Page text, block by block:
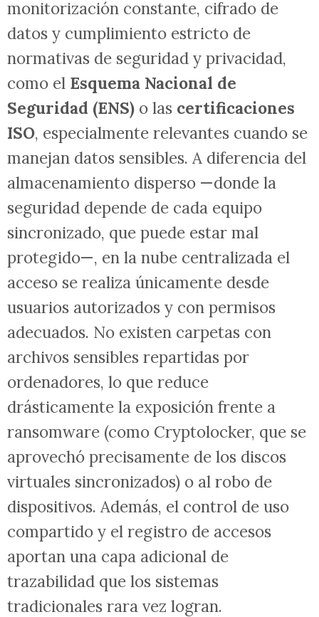
monitorización constante, cifrado de
datos y cumplimiento estricto de
normativas de seguridad y privacidad,
como el Esquema Nacional de
Seguridad (ENS) o las certificaciones
ISO, especialmente relevantes cuando se
manejan datos sensibles. A diferencia del
almacenamiento disperso —donde la
seguridad depende de cada equipo
sincronizado, que puede estar mal
protegido—, en la nube centralizada el
acceso se realiza únicamente desde
usuarios autorizados y con permisos
adecuados. No existen carpetas con
archivos sensibles repartidas por
ordenadores, lo que reduce
drásticamente la exposición frente a
ransomware (como Cryptolocker, que se
aprovechó precisamente de los discos
virtuales sincronizados) o al robo de
dispositivos. Además, el control de uso
compartido y el registro de accesos
aportan una capa adicional de
trazabilidad que los sistemas
tradicionales rara vez logran.